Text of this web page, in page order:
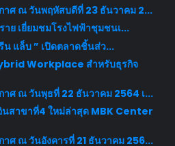
ศ ณ วันพฤหัสบดีที่ 23 ธันวาคม 2...
าย เยี่ยมชมโรงไฟฟ้าชุมชนเ...
น แล็บ ” เปิดตลาดชิ้นส่ว...
Workplace สำหรับธุรกิจ
ศ ณ วันพุธที่ 22 ธันวาคม 2564 เ...
สาขาที่4 ใหม่ล่าสุด MBK Center
ศ ณ วันอังคารที่ 21 ธันวาคม 256...